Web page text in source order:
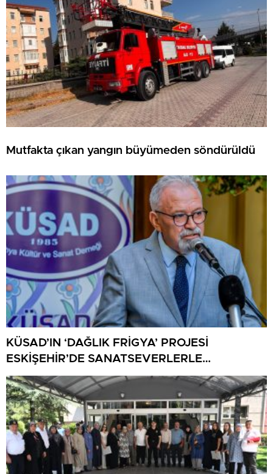
Mutfakta çıkan yangın büyümeden söndürüldü
KÜSAD’IN ‘DAĞLIK FRİGYA’ PROJESİ
ESKİŞEHİR’DE SANATSEVERLERLE
BULUŞUYOR